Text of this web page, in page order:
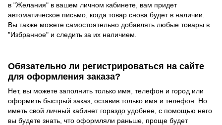
в "Желания" в вашем личном кабинете, вам придет
автоматическое письмо, когда товар снова будет в наличии.
Вы также можете самостоятельно добавлять любые товары в
"Избранное" и следить за их наличием.
Обязательно ли регистрироваться на сайте
для оформления заказа?
Нет, вы можете заполнить только имя, телефон и город или
оформить быстрый заказ, оставив только имя и телефон. Но
иметь свой личный кабинет гораздо удобнее, с помощью него
вы будете знать, что оформляли раньше, проще будет